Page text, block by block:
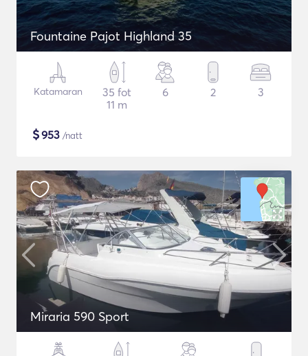
Fountaine Pajot Highland 35
Katamaran
35 fot
11 m
6 2 3
$953 /natt
Miraria 590 Sport